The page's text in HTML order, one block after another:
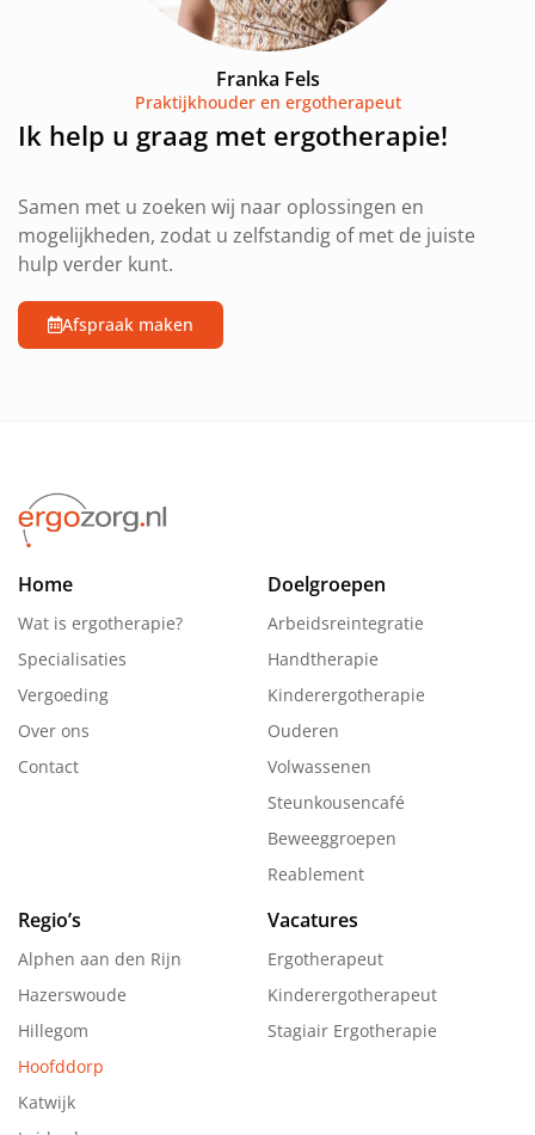
Franka Fels
Praktijkhouder en ergotherapeut
Ik help u graag met ergotherapie!
Samen met u zoeken wij naar oplossingen en
mogelijkheden, zodat u zelfstandig of met de juiste
hulp verder kunt.
Afspraak maken
Home
Wat is ergotherapie?
Specialisaties
Vergoeding
Over ons
Contact
Doelgroepen
Arbeidsreintegratie
Handtherapie
Kinderergotherapie
Ouderen
Volwassenen
Steunkousencafé
Beweeggroepen
Reablement
Regio’s
Alphen aan den Rijn
Hazerswoude
Hillegom
Hoofddorp
Katwijk
Vacatures
Ergotherapeut
Kinderergotherapeut
Stagiair Ergotherapie